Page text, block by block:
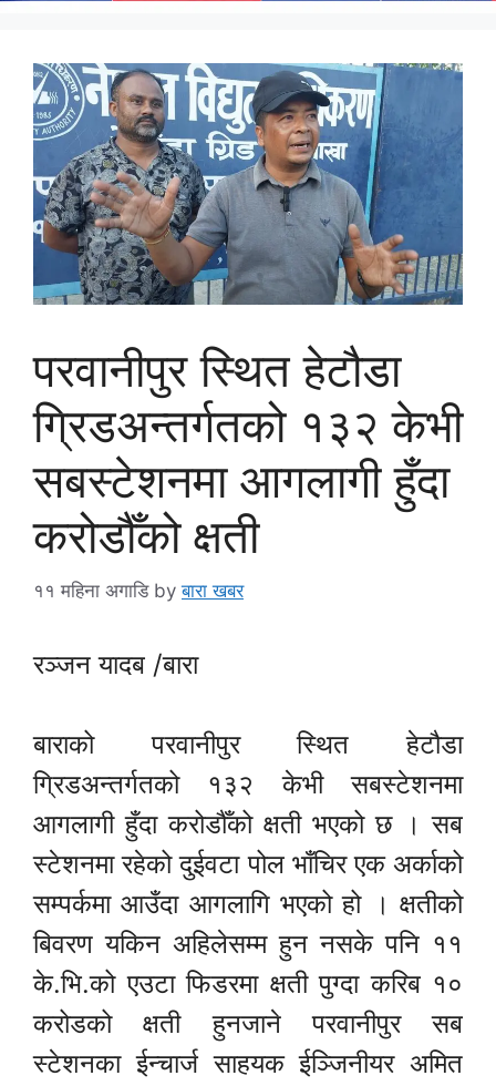
परवानीपुर स्थित हेटौडा
ग्रिडअन्तर्गतको १३२ केभी
सबस्टेशनमा आगलागी हुँदा
करोडौँको क्षती
११ महिना अगाडि byबारा खबर
रञ्जन यादब /बारा
बाराको परवानीपुर स्थित हेटौडा
ग्रिडअन्तर्गतको १३२ केभी सबस्टेशनमा
आगलागी हुँदा करोडौँको क्षती भएको छ । सब
स्टेशनमा रहेको दुईवटा पोल भाँचिर एक अर्काको
सम्पर्कमा आउँदा आगलागि भएको हो । क्षतीको
बिवरण यकिन अहिलेसम्म हुन नसके पनि ११
के.भि.को एउटा फिडरमा क्षती पुग्दा करिब १०
करोडको क्षती हुनजाने परवानीपुर सब
स्टेशनका ईन्चार्ज साहयक ईञ्जिनीयर अमित